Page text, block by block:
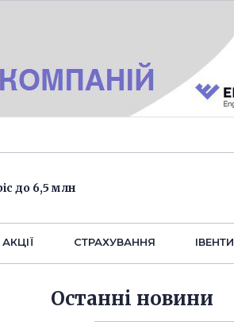
до 6,5 млн
АКЦІЇ СТРАХУВАННЯ IВЕНТИ
Останнi новини